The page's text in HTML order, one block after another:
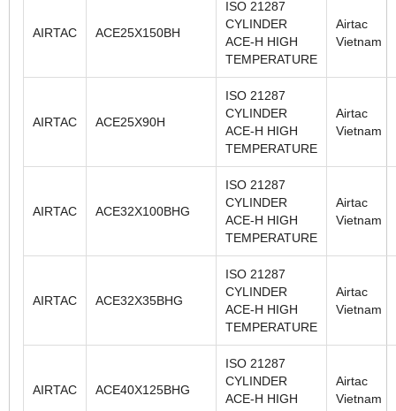
AIRTAC ACE25X150BH
ISO 21287
CYLINDER
ACE-H HIGH
TEMPERATURE
Airtac
Vietnam
AIRTAC ACE25X90H
ISO 21287
CYLINDER
ACE-H HIGH
TEMPERATURE
Airtac
Vietnam
AIRTAC ACE32X100BHG
ISO 21287
CYLINDER
ACE-H HIGH
TEMPERATURE
Airtac
Vietnam
AIRTAC ACE32X35BHG
ISO 21287
CYLINDER
ACE-H HIGH
TEMPERATURE
Airtac
Vietnam
AIRTAC ACE40X125BHG
ISO 21287
CYLINDER
ACE-H HIGH
Airtac
Vietnam